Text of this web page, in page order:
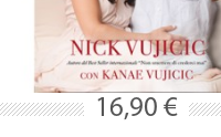
16,90 €